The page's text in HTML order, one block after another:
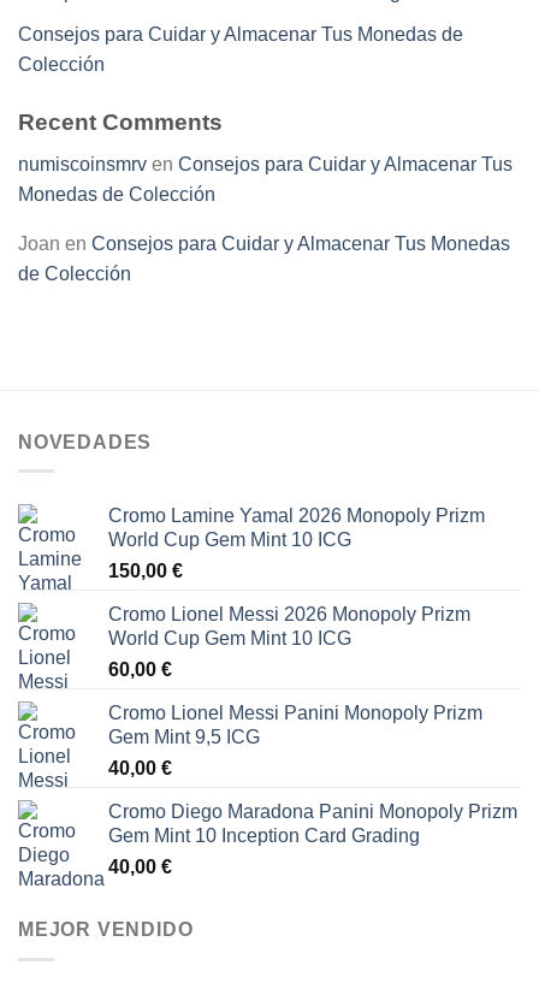
Consejos para Cuidar y Almacenar Tus Monedas de
Colección
Recent Comments
numiscoinsmrv en Consejos para Cuidar y Almacenar Tus
Monedas de Colección
Joan en Consejos para Cuidar y Almacenar Tus Monedas
de Colección
NOVEDADES
Cromo Lamine Yamal 2026 Monopoly Prizm
World Cup Gem Mint 10 ICG
150,00 €
Cromo Lionel Messi 2026 Monopoly Prizm
World Cup Gem Mint 10 ICG
60,00 €
Cromo Lionel Messi Panini Monopoly Prizm
Gem Mint 9,5 ICG
40,00 €
Cromo Diego Maradona Panini Monopoly Prizm
Gem Mint 10 Inception Card Grading
40,00 €
MEJOR VENDIDO